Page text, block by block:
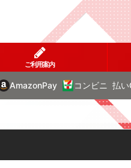
ご利用案内
AmazonPay コンビニ 払い